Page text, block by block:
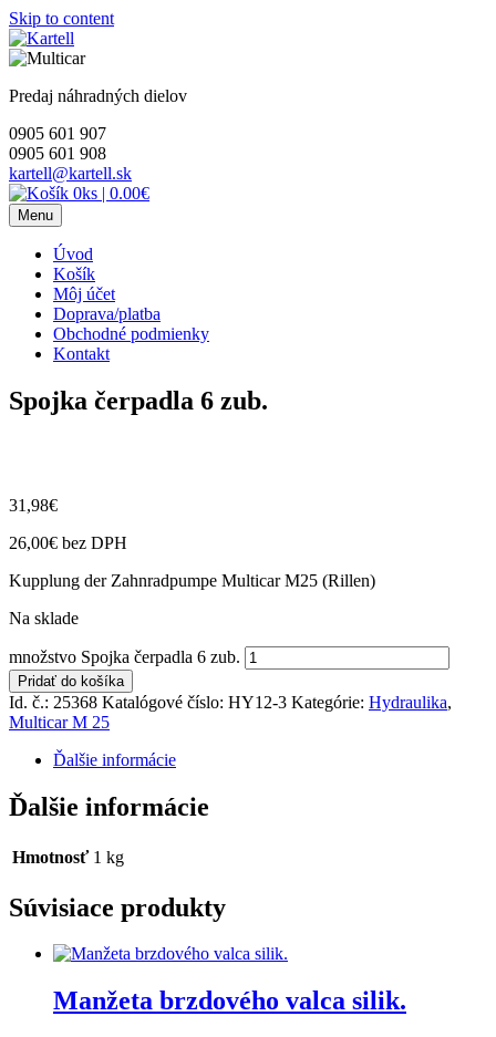
Skip to content
Predaj náhradných dielov
0905 601 907
0905 601 908
kartell@kartell.sk
0ks | 0.00€
Menu
Úvod
Košík
Môj účet
Doprava/platba
Obchodné podmienky
Kontakt
Spojka čerpadla 6 zub.
31,98€
26,00€ bez DPH
Kupplung der Zahnradpumpe Multicar M25 (Rillen)
Na sklade
množstvo Spojka čerpadla 6 zub.
Pridať do košíka
Id. č.: 25368 Katalógové číslo: HY12-3 Kategórie: Hydraulika,
Multicar M 25
Ďalšie informácie
Ďalšie informácie
Hmotnosť 1 kg
Súvisiace produkty
Manžeta brzdového valca silik.